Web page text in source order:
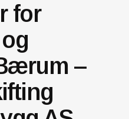
for
–